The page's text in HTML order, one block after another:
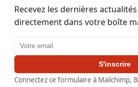
Recevez les dernières
directement dans votre boîte
Adresse email
S'inscrire
Connectez ce formulaire à Mailchimp,